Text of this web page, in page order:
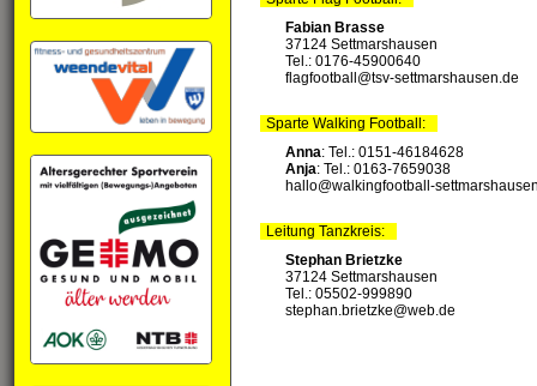
Fabian Brasse
37124 Settmarshausen
Tel.: 0176-45900640
flagfootball@tsv-settmarshausen.de
Sparte Walking Football:
Anna: Tel.: 0151-46184628
Anja: Tel.: 0163-7659038
hallo@walkingfootball-
Leitung Tanzkreis:
Stephan Brietzke
37124 Settmarshausen
Tel.: 05502-999890
stephan.brietzke@web.de